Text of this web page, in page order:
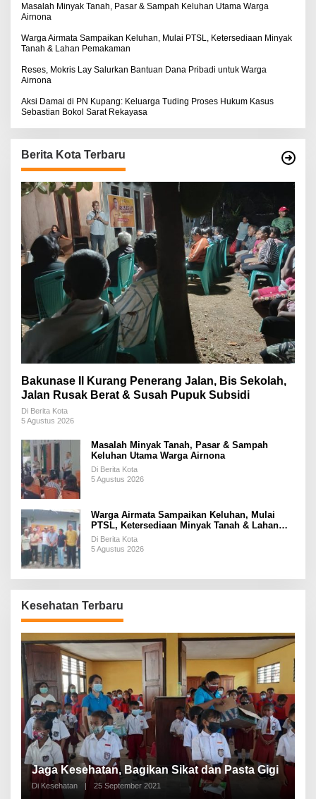
Masalah Minyak Tanah, Pasar & Sampah Keluhan Utama Warga
Airnona
Warga Airmata Sampaikan Keluhan, Mulai PTSL, Ketersediaan Minyak
Tanah & Lahan Pemakaman
Reses, Mokris Lay Salurkan Bantuan Dana Pribadi untuk Warga
Airnona
Aksi Damai di PN Kupang: Keluarga Tuding Proses Hukum Kasus
Sebastian Bokol Sarat Rekayasa
Berita Kota Terbaru
Bakunase II Kurang Penerang Jalan, Bis Sekolah,
Jalan Rusak Berat & Susah Pupuk Subsidi
Di Berita Kota
5 Agustus 2026
Masalah Minyak Tanah, Pasar & Sampah
Keluhan Utama Warga Airnona
Di Berita Kota
5 Agustus 2026
Warga Airmata Sampaikan Keluhan, Mulai
PTSL, Ketersediaan Minyak Tanah & Lahan
Pemakaman
Di Berita Kota
5 Agustus 2026
Kesehatan Terbaru
Jaga Kesehatan, Bagikan Sikat dan Pasta Gigi
Di Kesehatan | 25 September 2021